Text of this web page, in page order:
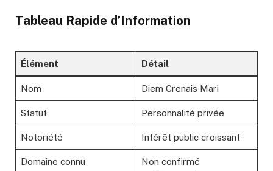
Tableau Rapide d’Information
Élément Détail
Nom Diem Crenais Mari
Statut Personnalité privée
Notoriété Intérêt public croissant
Domaine connu
Non confirmé